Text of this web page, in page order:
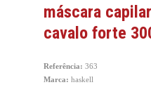
máscara
cavalo forte
Referência: 363
Marca: haskell